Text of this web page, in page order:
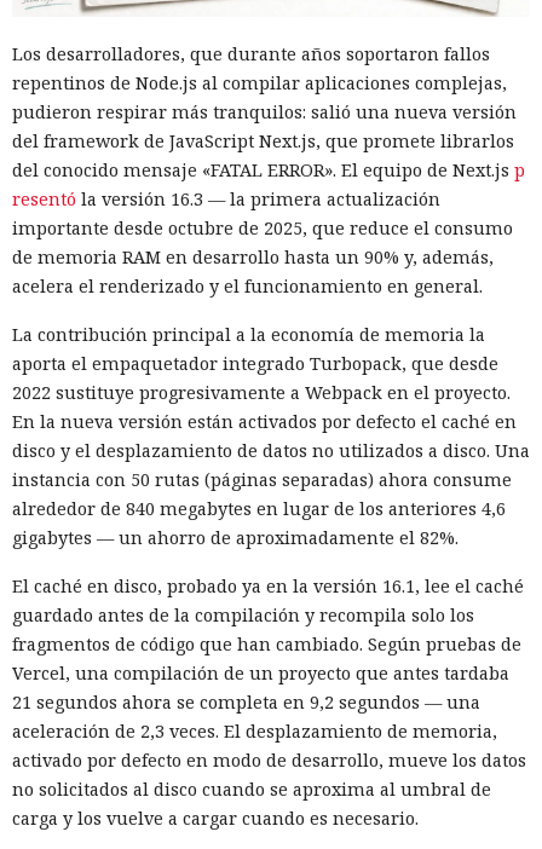
Las sanciones y restricciones contra las empresas
tecnológicas chinas por parte de las autoridades
estadounidenses hace tiempo que son noticia habitual —
ahora un escenario similarse está desarrollandoen sentido
inverso. La Administración del Ciberespacio de China
anunció el inicio de una revisión de los productos de la
estadounidense Palo Alto Networks que se venden en el
territorio del país, citando riesgos para la infraestructura
informática crítica y la seguridad nacional.
El regulador no nombró productos concretos de la compañía
sujetos a revisión, no reveló la naturaleza de posibles
vulnerabilidades ni precisó qué medidas podrían seguir en
caso de detectarse incumplimientos.
La decisión se produjo en medio del empeoramiento de las
disputas comerciales y tecnológicas entre Pekín y
Washington, que ponen en peligro la frágil tregua
alcanzada en las últimas cumbres bilaterales. El día
anterior, el Ministerio de Comercio de China anunció
nuevas restricciones contra empresas estadounidenses y la
exportación de drones a EE. UU., calificándolas como
respuesta a las recientes medidas de Washington contra el
acceso de empresas chinas al mercado estadounidense. El
regulador no precisó si estas acciones están relacionadas
con la revisión a Palo Alto.
La presión sobre la compañía no es nueva: ya en enero se
recomendó a las organizaciones chinas que renunciaran al
Los desarrolladores, que durante años soportaron fallos
repentinos de Node.js al compilar aplicaciones complejas,
pudieron respirar más tranquilos: salió una nueva versión
del framework de JavaScript Next.js, que promete librarlos
del conocido mensaje «FATAL ERROR». El equipo de Next.js p
resentó la versión 16.3 — la primera actualización
importante desde octubre de 2025, que reduce el consumo
de memoria RAM en desarrollo hasta un 90% y, además,
acelera el renderizado y el funcionamiento en general.
La contribución principal a la economía de memoria la
aporta el empaquetador integrado Turbopack, que desde
2022 sustituye progresivamente a Webpack en el proyecto.
En la nueva versión están activados por defecto el caché en
disco y el desplazamiento de datos no utilizados a disco. Una
instancia con 50 rutas (páginas separadas) ahora consume
alrededor de 840 megabytes en lugar de los anteriores 4,6
gigabytes — un ahorro de aproximadamente el 82%.
El caché en disco, probado ya en la versión 16.1, lee el caché
guardado antes de la compilación y recompila solo los
fragmentos de código que han cambiado. Según pruebas de
Vercel, una compilación de un proyecto que antes tardaba
21 segundos ahora se completa en 9,2 segundos — una
aceleración de 2,3 veces. El desplazamiento de memoria,
activado por defecto en modo de desarrollo, mueve los datos
no solicitados al disco cuando se aproxima al umbral de
carga y los vuelve a cargar cuando es necesario.